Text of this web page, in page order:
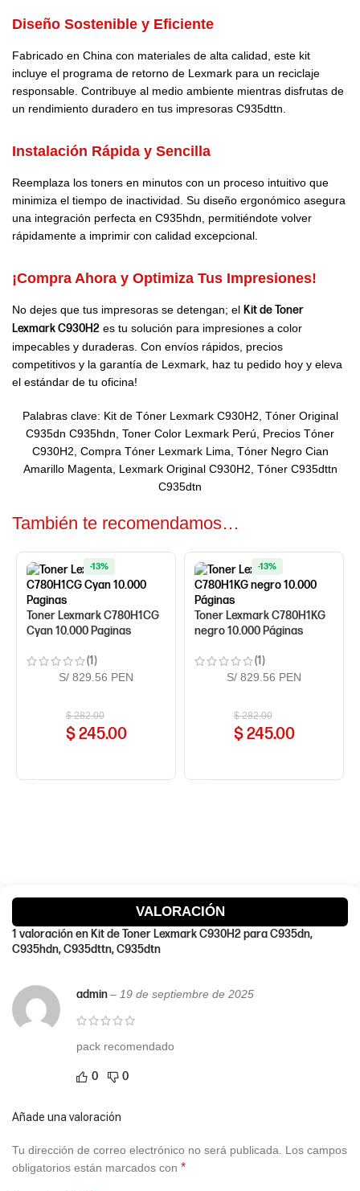
Diseño Sostenible y Eficiente
Fabricado en China con materiales de alta calidad, este kit
incluye el programa de retorno de Lexmark para un reciclaje
responsable. Contribuye al medio ambiente mientras disfrutas de
un rendimiento duradero en tus impresoras C935dttn.
Instalación Rápida y Sencilla
Reemplaza los toners en minutos con un proceso intuitivo que
minimiza el tiempo de inactividad. Su diseño ergonómico asegura
una integración perfecta en C935hdn, permitiéndote volver
rápidamente a imprimir con calidad excepcional.
¡Compra Ahora y Optimiza Tus Impresiones!
No dejes que tus impresoras se detengan; el Kit de Toner
Lexmark C930H2 es tu solución para impresiones a color
impecables y duraderas. Con envíos rápidos, precios
competitivos y la garantía de Lexmark, haz tu pedido hoy y eleva
el estándar de tu oficina!
Palabras clave: Kit de Tóner Lexmark C930H2, Tóner Original
C935dn C935hdn, Toner Color Lexmark Perú, Precios Tóner
C930H2, Compra Tóner Lexmark Lima, Tóner Negro Cian
Amarillo Magenta, Lexmark Original C930H2, Tóner C935dttn
C935dtn
También te recomendamos…
Toner Lexmark C780H1CG
Cyan 10.000 Paginas
(1)
$282.00
$245.00
-13%
S/ 829.56 PEN
Toner Lexmark C780H1KG
negro 10.000 Páginas
(1)
$282.00
$245.00
-13%
S/ 829.56 PEN
VALORACIÓN
1 valoración en Kit de Toner Lexmark C930H2 para C935dn,
C935hdn, C935dttn, C935dtn
admin– 19 de septiembre de 2025
pack recomendado
0 0
Añade una valoración
Tu dirección de correo electrónico no será publicada.
Los campos
obligatorios están marcados con *